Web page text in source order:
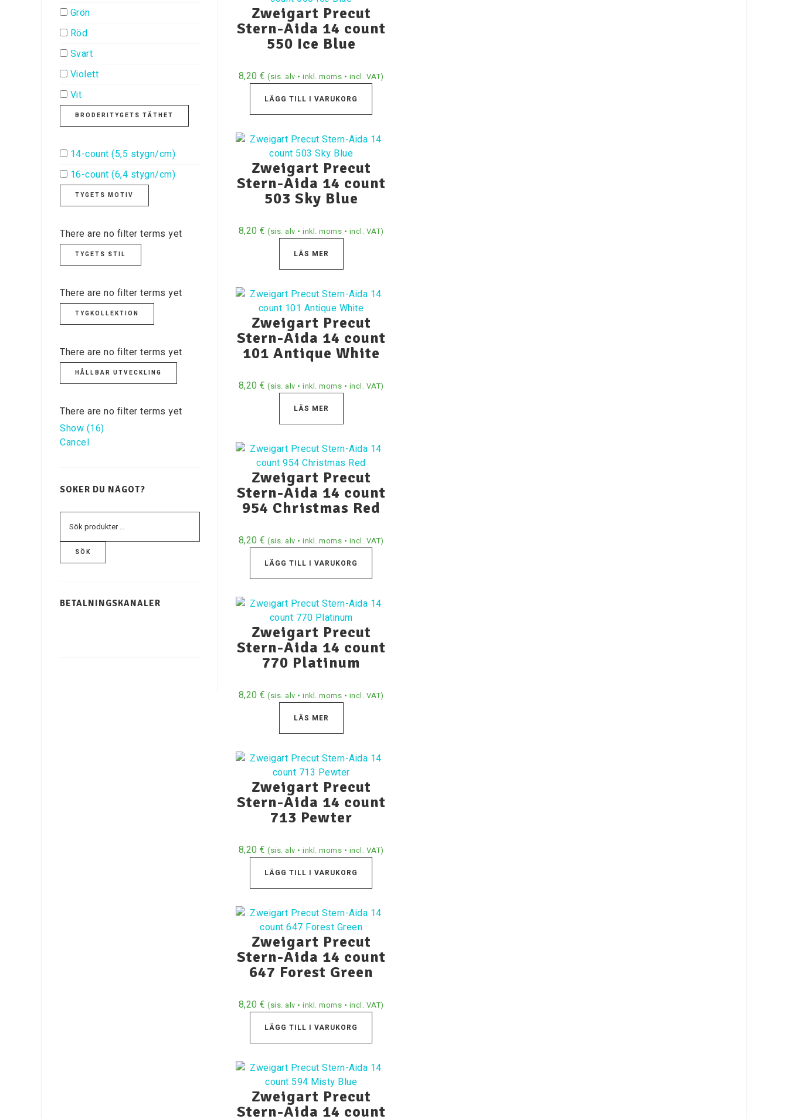
Zweigart Precut
Stern-Aida 14 count
550 Ice Blue
8,20€ (sis. alv • inkl. moms • incl. VAT)
LÄGG TILL I VARUKORG
Zweigart Precut
Stern-Aida 14 count
503 Sky Blue
8,20€ (sis. alv • inkl. moms • incl. VAT)
LÄS MER
Zweigart Precut
Stern-Aida 14 count
101 Antique White
8,20€ (sis. alv • inkl. moms • incl. VAT)
LÄS MER
Zweigart Precut
Stern-Aida 14 count
954 Christmas Red
8,20€ (sis. alv • inkl. moms • incl. VAT)
LÄGG TILL I VARUKORG
Zweigart Precut
Stern-Aida 14 count
770 Platinum
8,20€ (sis. alv • inkl. moms • incl. VAT)
LÄS MER
Zweigart Precut
Stern-Aida 14 count
713 Pewter
8,20€ (sis. alv • inkl. moms • incl. VAT)
LÄGG TILL I VARUKORG
Zweigart Precut
Stern-Aida 14 count
647 Forest Green
8,20€ (sis. alv • inkl. moms • incl. VAT)
LÄGG TILL I VARUKORG
Zweigart Precut
Stern-Aida 14 count
Grön
Röd
Svart
Violett
Vit
BRODERITYGETS TÄTHET
14-count (5,5 stygn/cm)
16-count (6,4 stygn/cm)
TYGETS MOTIV
There are no filter terms yet
TYGETS STIL
There are no filter terms yet
TYGKOLLEKTION
There are no filter terms yet
HÅLLBAR UTVECKLING
There are no filter terms yet
Show (16)
Cancel
SÖKER DU NÅGOT?
SÖK
BETALNINGSKANALER